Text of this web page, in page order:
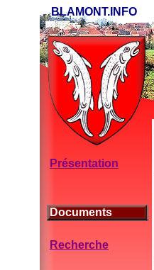
BLAMONT.INFO
Présentation
Documents
Recherche